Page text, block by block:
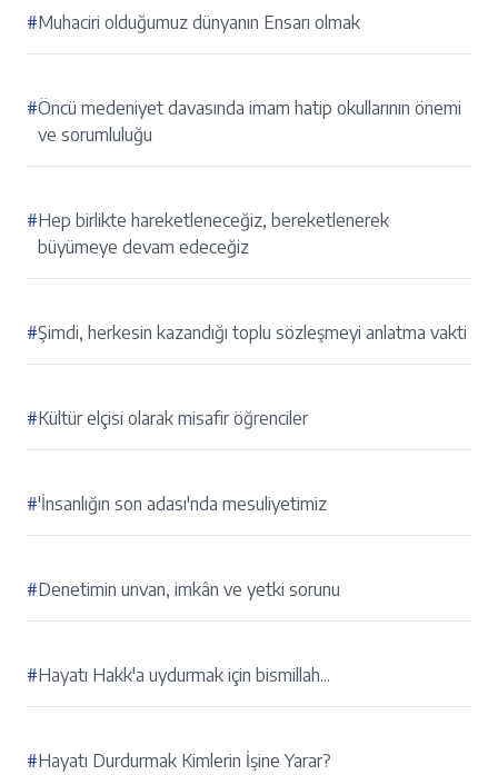
#Muhaciri olduğumuz dünyanın Ensarı olmak
#Öncü medeniyet davasında imam hatip okullarının önemi
ve sorumluluğu
#Hep birlikte hareketleneceğiz, bereketlenerek
büyümeye devam edeceğiz
#Şimdi, herkesin kazandığı toplu sözleşmeyi anlatma vakti
#Kültür elçisi olarak misafir öğrenciler
#'İnsanlığın son adası'nda mesuliyetimiz
#Denetimin unvan, imkân ve yetki sorunu
#Hayatı Hakk'a uydurmak için bismillah...
#Hayatı Durdurmak Kimlerin İşine Yarar?